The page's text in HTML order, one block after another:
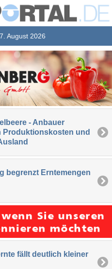
August 2026
- Anbauer
Produktionskosten und
begrenzt Erntemengen
fällt deutlich kleiner